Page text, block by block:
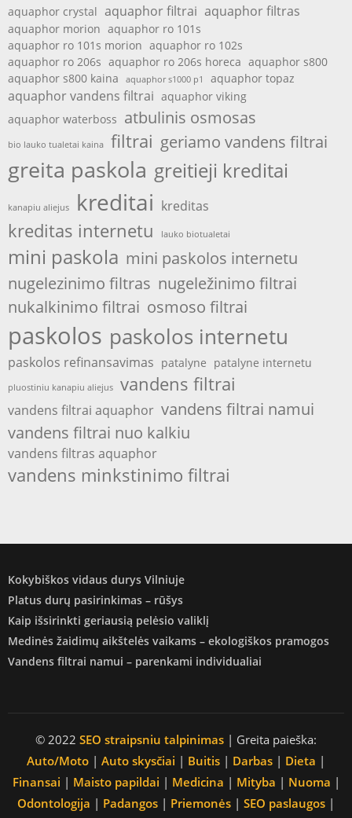
aquaphor crystal aquaphor filtrai aquaphor filtras
aquaphor morion aquaphor ro 101s
aquaphor ro 101s morion aquaphor ro 102s
aquaphor ro 206s aquaphor ro 206s horeca aquaphor s800
aquaphor s800 kaina
aquaphor s1000 p1 aquaphor topaz
aquaphor vandens filtrai aquaphor viking
aquaphor waterboss atbulinis osmosas
bio lauko tualetai kaina filtrai geriamo vandens filtrai
greita paskola greitieji kreditai
kanapiu aliejus kreditai kreditas
kreditas internetu lauko biotualetai
mini paskola mini paskolos internetu
nugelezinimo filtras nugeležinimo filtrai
nukalkinimo filtrai osmoso filtrai
paskolos paskolos internetu
paskolos refinansavimas patalyne patalyne internetu
pluostiniu kanapiu aliejus vandens filtrai
vandens filtrai aquaphor vandens filtrai namui
vandens filtrai nuo kalkiu
vandens filtras aquaphor
vandens minkstinimo filtrai
Kokybiškos vidaus durys Vilniuje
Platus durų pasirinkimas – rūšys
Kaip išsirinkti geriausią pelėsio valiklį
Medinės žaidimų aikštelės vaikams – ekologiškos pramogos
Vandens filtrai namui – parenkami individualiai
© 2022 SEO straipsniu talpinimas | Greita paieška:
Auto/Moto | Auto skysčiai | Buitis | Darbas | Dieta |
Finansai | Maisto papildai | Medicina | Mityba | Nuoma |
Odontologija | Padangos | Priemonės | SEO paslaugos |